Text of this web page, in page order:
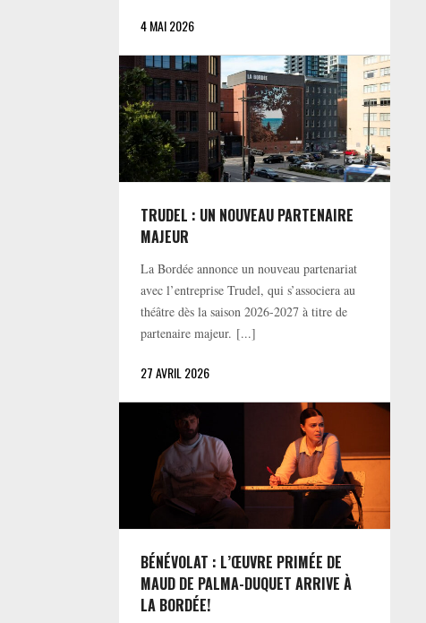
4 MAI 2026
TRUDEL : UN NOUVEAU PARTENAIRE
MAJEUR
La Bordée annonce un nouveau partenariat
avec l’entreprise Trudel, qui s’associera au
théâtre dès la saison 2026-2027 à titre de
partenaire majeur. [...]
27 AVRIL 2026
BÉNÉVOLAT : L’ŒUVRE PRIMÉE DE
MAUD DE PALMA-DUQUET ARRIVE À
LA BORDÉE!